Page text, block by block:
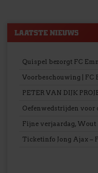
LAATSTE NIEUWS
Quispel bezorgt FC
Voorbeschouwing | FC
PETER VAN DIJK
Oefenwedstrijden voor
Fijne verjaardag,
Ticketinfo Jong Ajax –